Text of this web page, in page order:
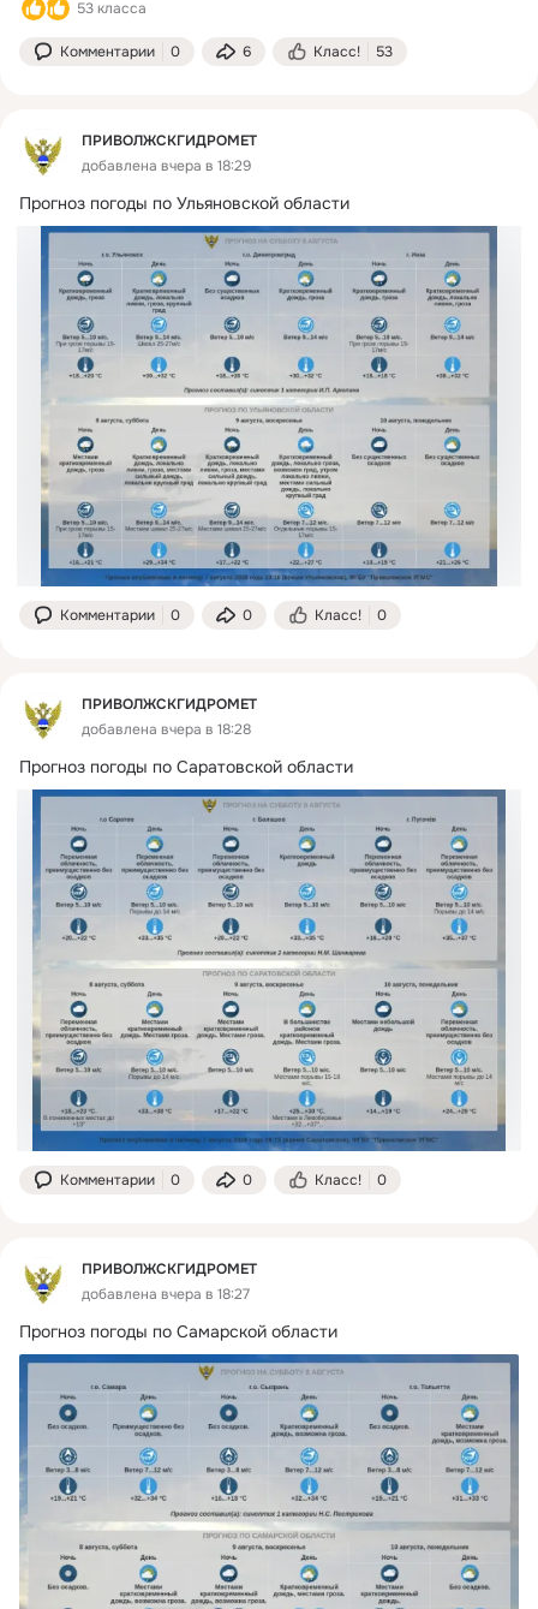
53 класса
Комментарии 0 6 Класс! 53
ПРИВОЛЖСКГИДРОМЕТ
добавлена вчера в 18:29
Прогноз погоды по Ульяновской области
Комментарии 0 0 Класс! 0
ПРИВОЛЖСКГИДРОМЕТ
добавлена вчера в 18:28
Прогноз погоды по Саратовской области
Комментарии 0 0 Класс! 0
ПРИВОЛЖСКГИДРОМЕТ
добавлена вчера в 18:27
Прогноз погоды по Самарской области